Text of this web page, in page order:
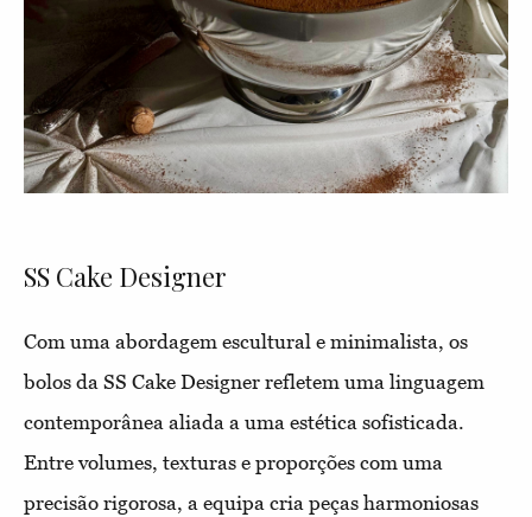
SS Cake Designer
Com uma abordagem escultural e minimalista, os
bolos da SS Cake Designer refletem uma linguagem
contemporânea aliada a uma estética sofisticada.
Entre volumes, texturas e proporções com uma
precisão rigorosa, a equipa cria peças harmoniosas